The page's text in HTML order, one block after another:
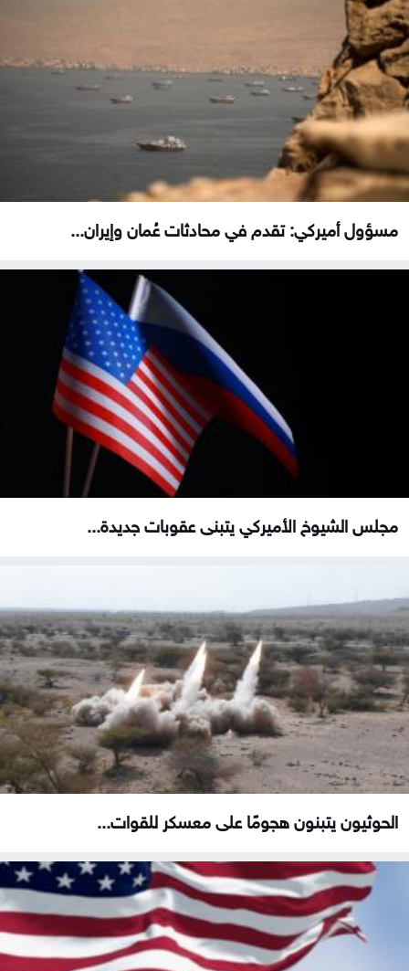
مسؤول أميركي: تقدم في محادثات عُمان وإيران...
مجلس الشيوخ الأميركي يتبنى عقوبات جديدة...
الحوثيون يتبنون هجومًا على معسكر للقوات...